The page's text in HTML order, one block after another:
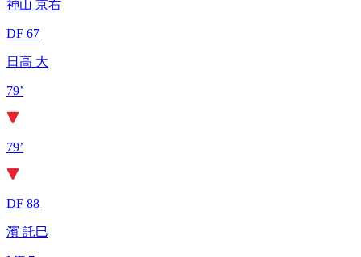
神山 京右
DF 67
日高 大
79’
79’
DF 88
濱 託巳